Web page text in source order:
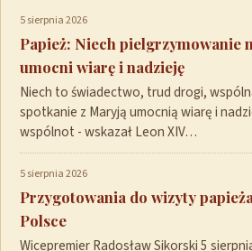
5 sierpnia 2026
Papież: Niech pielgrzymowanie
umocni wiarę i nadzieję
Niech to świadectwo, trud drogi,
spotkanie z Maryją umocnią wiarę i
wspólnot - wskazał Leon XIV…
5 sierpnia 2026
Przygotowania do wizyty
Polsce
Wicepremier Radosław Sikorski 5